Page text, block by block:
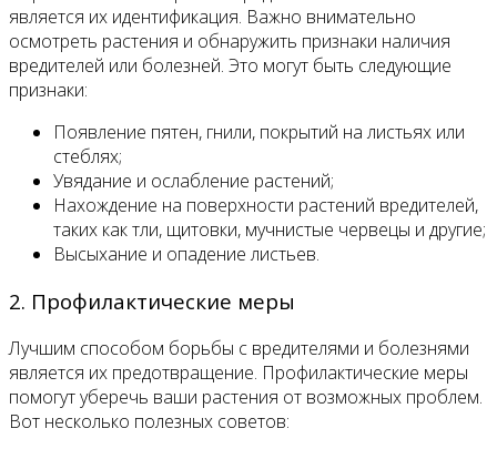
является их идентификация. Важно внимательно
осмотреть растения и обнаружить признаки наличия
вредителей или болезней. Это могут быть следующие
признаки:
Появление пятен, гнили, покрытий на листьях или
стеблях;
Увядание и ослабление растений;
Нахождение на поверхности растений вредителей,
таких как тли, щитовки, мучнистые червецы и другие;
Высыхание и опадение листьев.
2. Профилактические меры
Лучшим способом борьбы с вредителями и болезнями
является их предотвращение. Профилактические меры
помогут уберечь ваши растения от возможных проблем.
Вот несколько полезных советов: